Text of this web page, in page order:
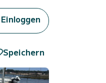
Einloggen
Speichern